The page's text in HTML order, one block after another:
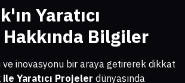
Yaratıcı
Bilgiler
ve inovasyonu bir araya getirerek dikkat
ile Yaratıcı Projeler dünyasında